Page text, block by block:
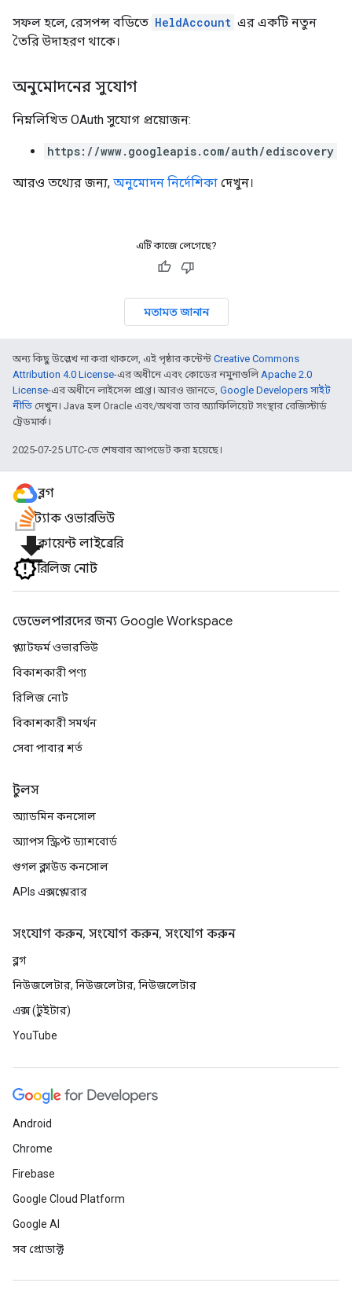
সফল হলে, রেসপন্স বডিতে HeldAccount এর একটি নতুন
তৈরি উদাহরণ থাকে।
অনুমোদনের সুযোগ
নিম্নলিখিত OAuth সুযোগ প্রয়োজন:
https://www.googleapis.com/auth/ediscovery
আরও তথ্যের জন্য, অনুমোদন নির্দেশিকা দেখুন।
এটি কাজে লেগেছে?
মতামত জানান
অন্য কিছু উল্লেখ না করা থাকলে, এই পৃষ্ঠার কন্টেন্ট Creative Commons
Attribution 4.0 License-এর অধীনে এবং কোডের নমুনাগুলিApache 2.0
License-এর অধীনে লাইসেন্স প্রাপ্ত। আরও জানতে, Google Developers সাইট
নীতি দেখুন। Java হল Oracle এবং/অথবা তার অ্যাফিলিয়েট সংস্থার রেজিস্টার্ড
ট্রেডমার্ক।
2025-07-25 UTC-তে শেষবার আপডেট করা হয়েছে।
ব্লগ
স্ট্যাক ওভারভিউ
file_downloadক্লায়েন্ট লাইব্রেরি
রিলিজ নোট
ডেভেলপারদের জন্য Google Workspace
প্ল্যাটফর্ম ওভারভিউ
বিকাশকারী পণ্য
রিলিজ নোট
বিকাশকারী সমর্থন
সেবা পাবার শর্ত
টুলস
অ্যাডমিন কনসোল
অ্যাপস স্ক্রিপ্ট ড্যাশবোর্ড
গুগল ক্লাউড কনসোল
APIs এক্সপ্লোরার
সংযোগ করুন, সংযোগ করুন, সংযোগ করুন
ব্লগ
নিউজলেটার, নিউজলেটার, নিউজলেটার
এক্স (টুইটার)
YouTube
Android
Chrome
Firebase
Google Cloud Platform
Google AI
সব প্রোডাক্ট